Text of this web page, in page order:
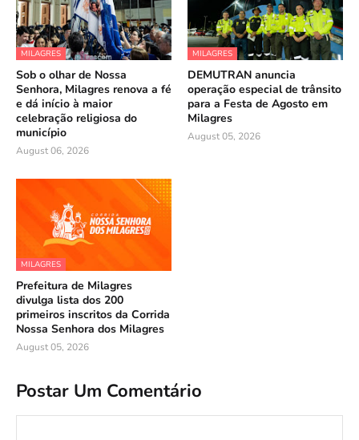
MILAGRES
Sob o olhar de Nossa
Senhora, Milagres renova a fé
e dá início à maior
celebração religiosa do
município
August 06, 2026
MILAGRES
DEMUTRAN anuncia
operação especial de trânsito
para a Festa de Agosto em
Milagres
August 05, 2026
MILAGRES
Prefeitura de Milagres
divulga lista dos 200
primeiros inscritos da Corrida
Nossa Senhora dos Milagres
August 05, 2026
Postar Um Comentário